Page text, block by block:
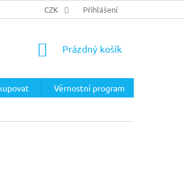
OSOBNÍCH ÚDAJŮ
CZK Přihlášení
NÁKUPNÍ
Prázdný košík
Věrnostní program